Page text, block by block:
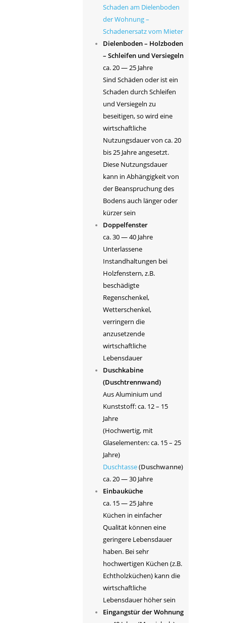
Schaden am Dielenboden
der Wohnung –
Schadenersatz vom Mieter
Dielenboden – Holzboden
– Schleifen und Versiegeln
ca. 20 — 25 Jahre
Sind Schäden oder ist ein
Schaden durch Schleifen
und Versiegeln zu
beseitigen, so wird eine
wirtschaftliche
Nutzungsdauer von ca. 20
bis 25 Jahre angesetzt.
Diese Nutzungsdauer
kann in Abhängigkeit von
der Beanspruchung des
Bodens auch länger oder
kürzer sein
Doppelfenster
ca. 30 — 40 Jahre
Unterlassene
Instandhaltungen bei
Holzfenstern, z.B.
beschädigte
Regenschenkel,
Wetterschenkel,
verringern die
anzusetzende
wirtschaftliche
Lebensdauer
Duschkabine
(Duschtrennwand)
Aus Aluminium und
Kunststoff: ca. 12 – 15
Jahre
(Hochwertig, mit
Glaselementen: ca. 15 – 25
Jahre)
Duschtasse(Duschwanne)
ca. 20 — 30 Jahre
Einbauküche
ca. 15 — 25 Jahre
Küchen in einfacher
Qualität können eine
geringere Lebensdauer
haben. Bei sehr
hochwertigen Küchen (z.B.
Echtholzküchen) kann die
wirtschaftliche
Lebensdauer höher sein
Eingangstür der Wohnung